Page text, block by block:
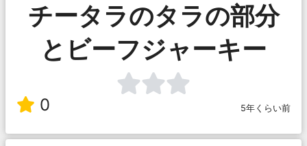
チータラのタラの部分
とビーフジャーキー
0 5年くらい前